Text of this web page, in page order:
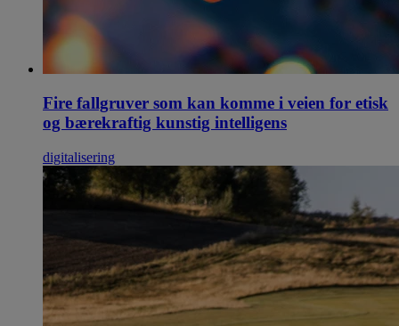
Fire fallgruver som kan komme i veien for etisk
og bærekraftig kunstig intelligens
digitalisering